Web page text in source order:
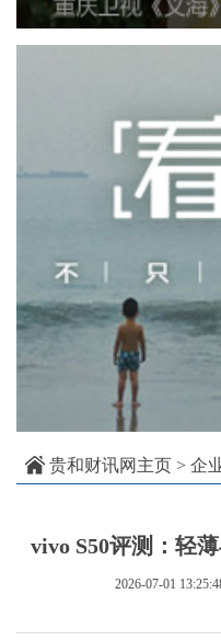
贵和财讯网主页 > 企
vivo S50评测：轻
2026-07-01